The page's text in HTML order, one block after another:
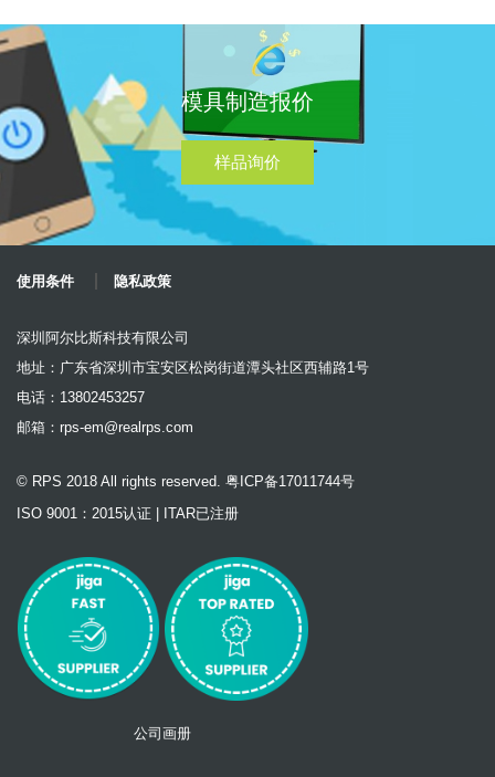
模具制造报价
样品询价
使用条件 隐私政策
深圳阿尔比斯科技有限公司
地址：广东省深圳市宝安区松岗街道潭头社区西辅路1号
电话：13802453257
邮箱： rps-em@realrps.com
© RPS 2018 All rights reserved. 粤ICP备17011744号
ISO 9001：2015认证 | ITAR已注册
公司画册